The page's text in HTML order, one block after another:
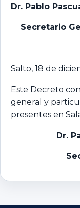
Dr. Pablo
Secretario
Salto, 18 de
Este Decreto
general y
presentes en
Dr.